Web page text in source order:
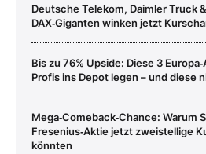
Deutsche Telekom, Daimler Truck
DAX‑Giganten winken jetzt
Bis zu 76% Upside: Diese 3
Profis ins Depot legen – und diese
Mega‑Comeback‑Chance: Warum
Fresenius‑Aktie jetzt zweistellige
könnten